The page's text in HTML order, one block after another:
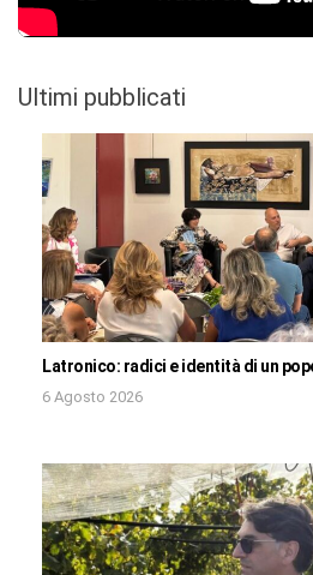
Ultimi pubblicati
Latronico: radici e identità di un
6 Agosto 2026